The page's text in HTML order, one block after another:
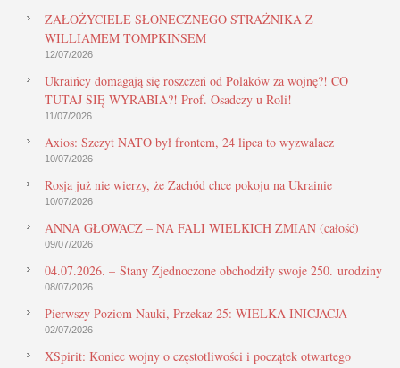
ZAŁOŻYCIELE SŁONECZNEGO STRAŻNIKA Z
WILLIAMEM TOMPKINSEM
12/07/2026
Ukraińcy domagają się roszczeń od Polaków za wojnę?! CO
TUTAJ SIĘ WYRABIA?! Prof. Osadczy u Roli!
11/07/2026
Axios: Szczyt NATO był frontem, 24 lipca to wyzwalacz
10/07/2026
Rosja już nie wierzy, że Zachód chce pokoju na Ukrainie
10/07/2026
ANNA GŁOWACZ – NA FALI WIELKICH ZMIAN (całość)
09/07/2026
04.07.2026. – Stany Zjednoczone obchodziły swoje 250. urodziny
08/07/2026
Pierwszy Poziom Nauki, Przekaz 25: WIELKA INICJACJA
02/07/2026
XSpirit: Koniec wojny o częstotliwości i początek otwartego